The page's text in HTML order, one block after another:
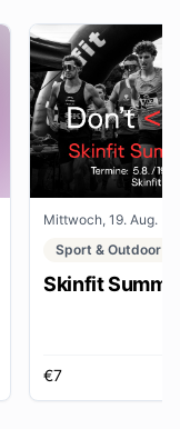
Mittwoch, 19. Aug.
Sport & Outdoor
Skinfit
€7